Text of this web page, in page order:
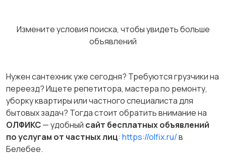
Измените условия поиска, чтобы увидеть больше
объявлений
Нужен сантехник уже сегодня? Требуются грузчики на
переезд? Ищете репетитора, мастера по ремонту,
уборку квартиры или частного специалиста для
бытовых задач? Тогда стоит обратить внимание на
ОЛФИКС— удобный сайт бесплатных объявлений
по услугам от частных лиц: https://olfix.ru/в
Белебее.